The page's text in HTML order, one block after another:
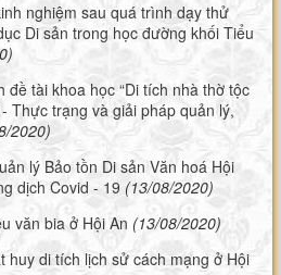
nghiệm sau quá trình dạy thử
Di sản trong học đường khối Tiểu
đề tài khoa học “Di tích nhà thờ tộc
Thực trạng và giải pháp quản lý,
2020)
lý Bảo tồn Di sản Văn hoá Hội
dịch Covid - 19 (13/08/2020)
văn bia ở Hội An (13/08/2020)
huy di tích lịch sử cách mạng ở Hội